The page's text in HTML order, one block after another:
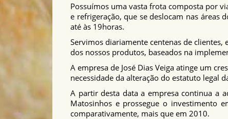
Possuímos uma vasta frota composta por
e refrigeração, que se deslocam nas áreas
até às 19horas.
Servimos diariamente centenas de clientes,
dos nossos produtos, baseados na
A empresa de José Dias Veiga atinge um
necessidade da alteração do estatuto legal
A partir desta data a empresa continua a
Matosinhos e prossegue o investimento
comparativamente, mais que em 2010.